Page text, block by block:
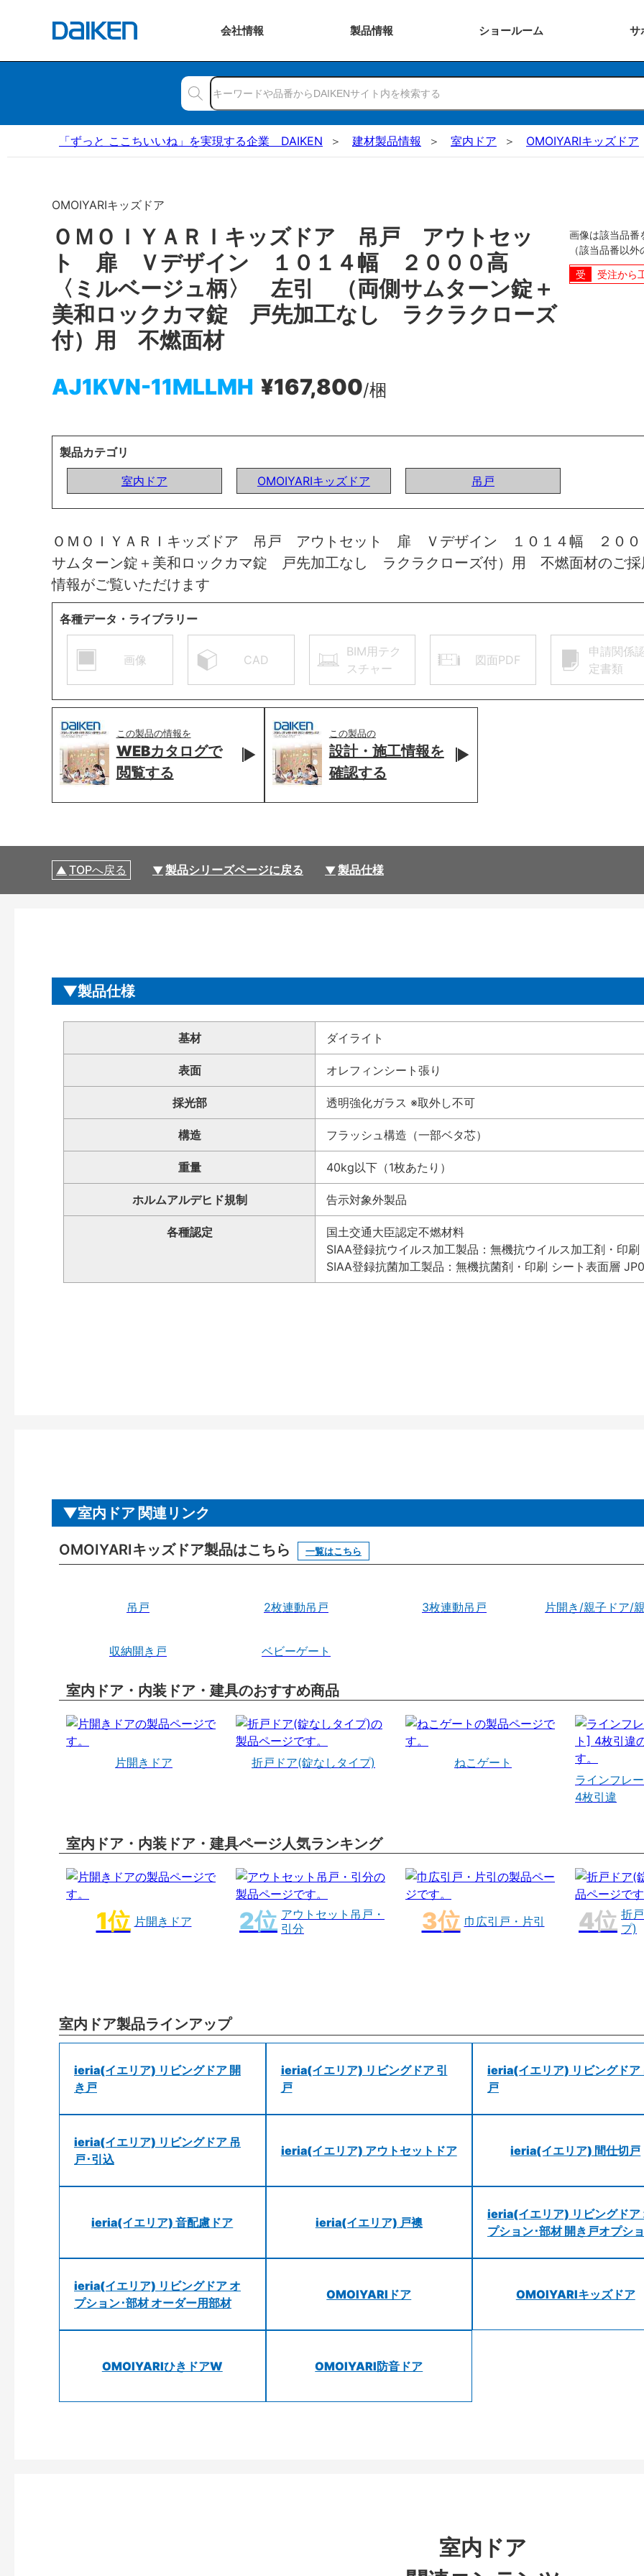
会社情報 製品情報 ショールーム サ
「ずっと ここちいいね」を実現する企業 DAIKEN 建材製品情報 室内ドア OMOIYARIキッズドア
OMOIYARIキッズドア
ＯＭＯＩＹＡＲＩキッズドア 吊戸 アウトセッ
ト 扉 Ｖデザイン １０１４幅 ２０００高
〈ミルベージュ柄〉 左引 （両側サムターン錠＋
美和ロックカマ錠 戸先加工なし ラクラクローズ
付）用 不燃面材
AJ1KVN-11MLLMH ¥167,800/梱
画像は該当品番
（該当品番以
受注から
製品カテゴリ
室内ドア
OMOIYARIキッズドア 吊戸
ＯＭＯＩＹＡＲＩキッズドア 吊戸 アウトセット 扉 Ｖデザイン １０１４幅 ２０
サムターン錠＋美和ロックカマ錠 戸先加工なし ラクラクローズ付）用 不燃面材のご採
情報がご覧いただけます
各種データ・ライブラリー
画像 CAD
BIM用テク
スチャー
図面PDF
申請関係
定書類
この製品の情報を
WEBカタログで
閲覧する
この製品の
設計・施工情報を
確認する
TOPへ戻る 製品シリーズページに戻る 製品仕様
製品仕様
基材 ダイライト
表面 オレフィンシート張り
採光部 透明強化ガラス ※取外し不可
構造 フラッシュ構造（一部ベタ芯）
重量 40kg以下（1枚あたり）
ホルムアルデヒド規制 告示対象外製品
各種認定
国土交通大臣認定不燃材料
SIAA登録抗ウイルス加工製品：無機抗ウイルス加工剤・印
SIAA登録抗菌加工製品：無機抗菌剤・印刷 シート表面層
室内ドア 関連リンク
OMOIYARIキッズドア製品はこちら 一覧はこちら
吊戸 2枚連動吊戸 3枚連動吊戸 片開き/親子ドア/
収納開き戸 ベビーゲート
室内ドア・内装ドア・建具のおすすめ商品
片開きドア 折戸ドア(錠なしタイプ)
ねこゲート
ラインフレ
4枚引違
室内ドア・内装ドア・建具ページ人気ランキング
片開きドア
アウトセット吊戸・
引分
巾広引戸・片引
折
プ)
室内ドア製品ラインアップ
ieria(イエリア) リビングドア 開
き戸
ieria(イエリア) リビングドア 引
戸
ieria(イエリア) リビングドア
戸
ieria(イエリア) リビングドア 吊
戸･引込
ieria(イエリア) アウトセットドア ieria(イエリア) 間仕切戸
ieria(イエリア) 音配慮ドア ieria(イエリア) 戸襖
ieria(イエリア) リビングドア
プション･部材 開き戸オプシ
ieria(イエリア) リビングドア オ
プション･部材 オーダー用部材
OMOIYARIドア OMOIYARIキッズドア
OMOIYARIひきドアW OMOIYARI防音ドア
室内ドア